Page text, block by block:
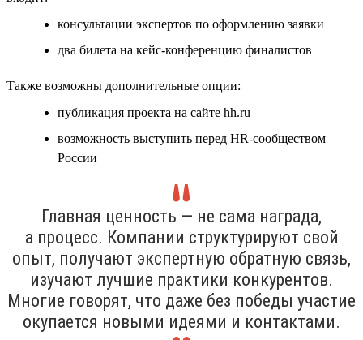
консультации экспертов по оформлению заявки
два билета на кейс-конференцию финалистов
Также возможны дополнительные опции:
публикация проекта на сайте hh.ru
возможность выступить перед HR-сообществом
России
Главная ценность — не сама награда,
а процесс. Компании структурируют свой
опыт, получают экспертную обратную связь,
изучают лучшие практики конкурентов.
Многие говорят, что даже без победы участие
окупается новыми идеями и контактами.